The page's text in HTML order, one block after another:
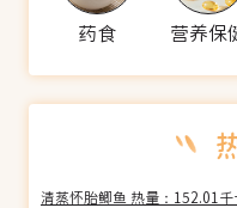
药食 营养保
清蒸怀胎鲫鱼 热量：152.01